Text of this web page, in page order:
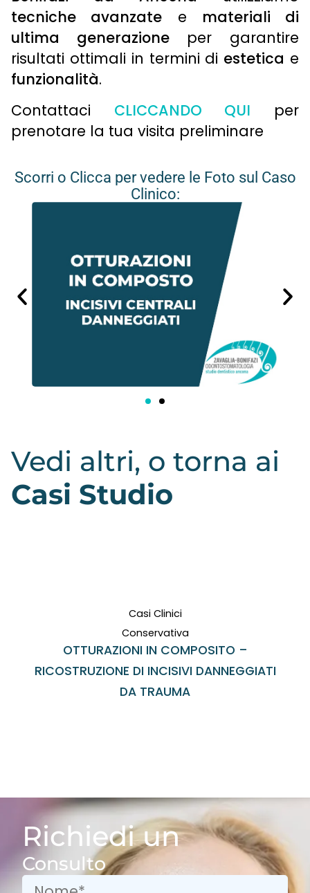
tecniche avanzate e materiali di
ultima generazioneper garantire
risultati ottimali in termini di estetica e
funzionalità.
Contattaci CLICCANDO QUI per
prenotare la tua visita preliminare
Scorri o Clicca per vedere le Foto sul Caso
Clinico:
Vedi altri, o torna ai
Casi Studio
Casi Clinici
Conservativa
OTTURAZIONI IN COMPOSITO –
RICOSTRUZIONE DI INCISIVI DANNEGGIATI
DA TRAUMA
Richiedi un
Consulto